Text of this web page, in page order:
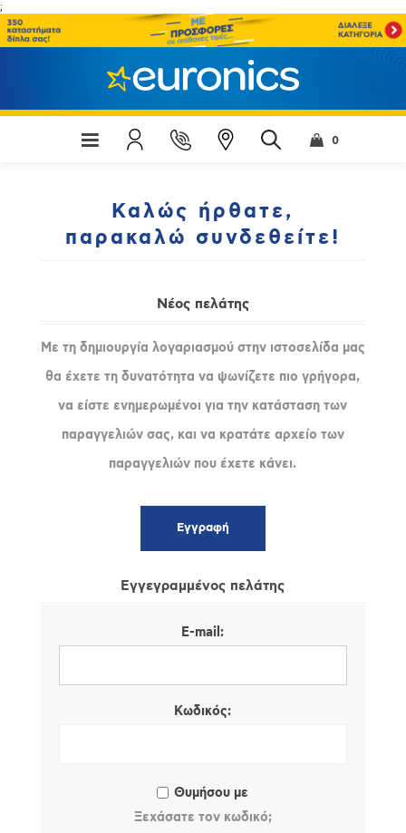
;
0
Καλώς ήρθατε,
παρακαλώ συνδεθείτε!
Νέος πελάτης
Με τη δημιουργία λογαριασμού στην ιστοσελίδα μας
θα έχετε τη δυνατότητα να ψωνίζετε πιο γρήγορα,
να είστε ενημερωμένοι για την κατάσταση των
παραγγελιών σας, και να κρατάτε αρχείο των
παραγγελιών που έχετε κάνει.
Εγγεγραμμένος πελάτης
E-mail:
Κωδικός:
Θυμήσου με
Ξεχάσατε τον κωδικό;